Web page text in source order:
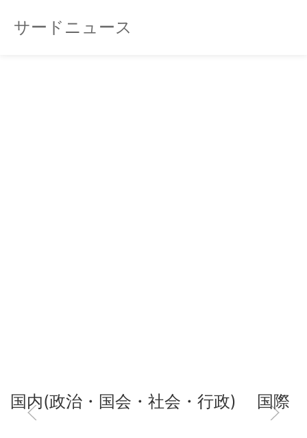
サードニュース
国内(政治・国会・社会・行政) 国際